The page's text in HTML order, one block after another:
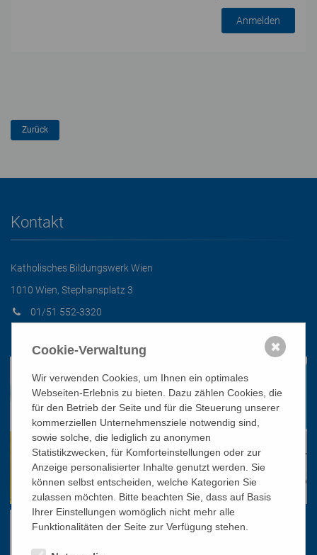
Anmelden
Kontakt
Katholisches Bildungswerk Wien
1010 Wien, Stephansplatz 3
01/51 552-3320
Cookie-Verwaltung
Wir verwenden Cookies, um Ihnen ein optimales
Webseiten-Erlebnis zu bieten. Dazu zählen Cookies, die
für den Betrieb der Seite und für die Steuerung unserer
kommerziellen Unternehmensziele notwendig sind,
sowie solche, die lediglich zu anonymen
Statistikzwecken, für Komforteinstellungen oder zur
Anzeige personalisierter Inhalte genutzt werden. Sie
können selbst entscheiden, welche Kategorien Sie
zulassen möchten. Bitte beachten Sie, dass auf Basis
Ihrer Einstellungen womöglich nicht mehr alle
Funktionalitäten der Seite zur Verfügung stehen.
✖